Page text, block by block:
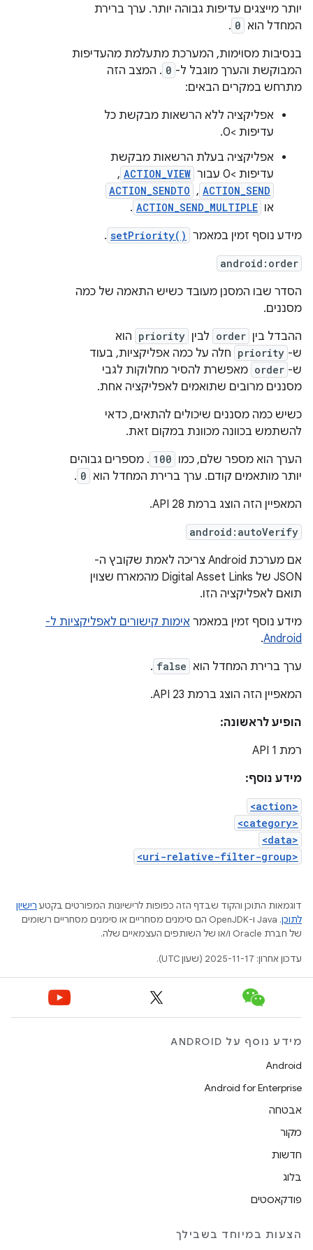
יותר מייצגים עדיפות גבוהה יותר. ערך ברירת
המחדל הוא 0
.
בנסיבות מסוימות, המערכת מתעלמת מהעדיפות
המבוקשת והערך מוגבל ל- 0 . המצב הזה
מתרחש במקרים הבאים:
אפליקציה ללא הרשאות מבקשת כל
עדיפות >0.
אפליקציה בעלת הרשאות מבקשת
עדיפות >0 עבור
ACTION_VIEW
,‏
ACTION_SEND
,‏
ACTION_SENDTO
או ACTION_SEND_MULTIPLE
.
מידע נוסף זמין במאמר setPriority()
.
android:order
הסדר שבו המסנן מעובד כשיש התאמה של כמה
מסננים.
ההבדל בין order לבין priority הוא
ש- priority חלה על כמה אפליקציות, בעוד
ש- order מאפשרת להסיר מחלוקות לגבי
מסננים מרובים שתואמים לאפליקציה אחת.
כשיש כמה מסננים שיכולים להתאים, כדאי
להשתמש בכוונה מכוונת במקום זאת.
הערך הוא מספר שלם, כמו 100 . מספרים גבוהים
יותר מותאמים קודם. ערך ברירת המחדל הוא 0
.
המאפיין הזה הוצג ברמת API 28.
android:autoVerify
אם מערכת Android צריכה לאמת שקובץ ה-
JSON של Digital Asset Links מהמארח שצוין
תואם לאפליקציה הזו.
מידע נוסף זמין במאמר אימות קישורים לאפליקציות ל-
Android
.
ערך ברירת המחדל הוא false
.
המאפיין הזה הוצג ברמת API 23.
הופיע לראשונה:
רמת API 1
מידע נוסף:
<action>
<category>
<data>
<uri-relative-filter-group>
דוגמאות התוכן והקוד שבדף הזה כפופות לרישיונות המפורטים בקטע רישיון
לתוכן
.‏ Java ו-OpenJDK הם סימנים מסחריים או סימנים מסחריים רשומים
של חברת Oracle ו/או של השותפים העצמאיים שלה.
עדכון אחרון: 2025-11-17 (שעון UTC).
מידע נוסף על ANDROID
Android
Android for Enterprise
אבטחה
מקור
חדשות
בלוג
פודקאסטים
הצעות במיוחד בשבילך